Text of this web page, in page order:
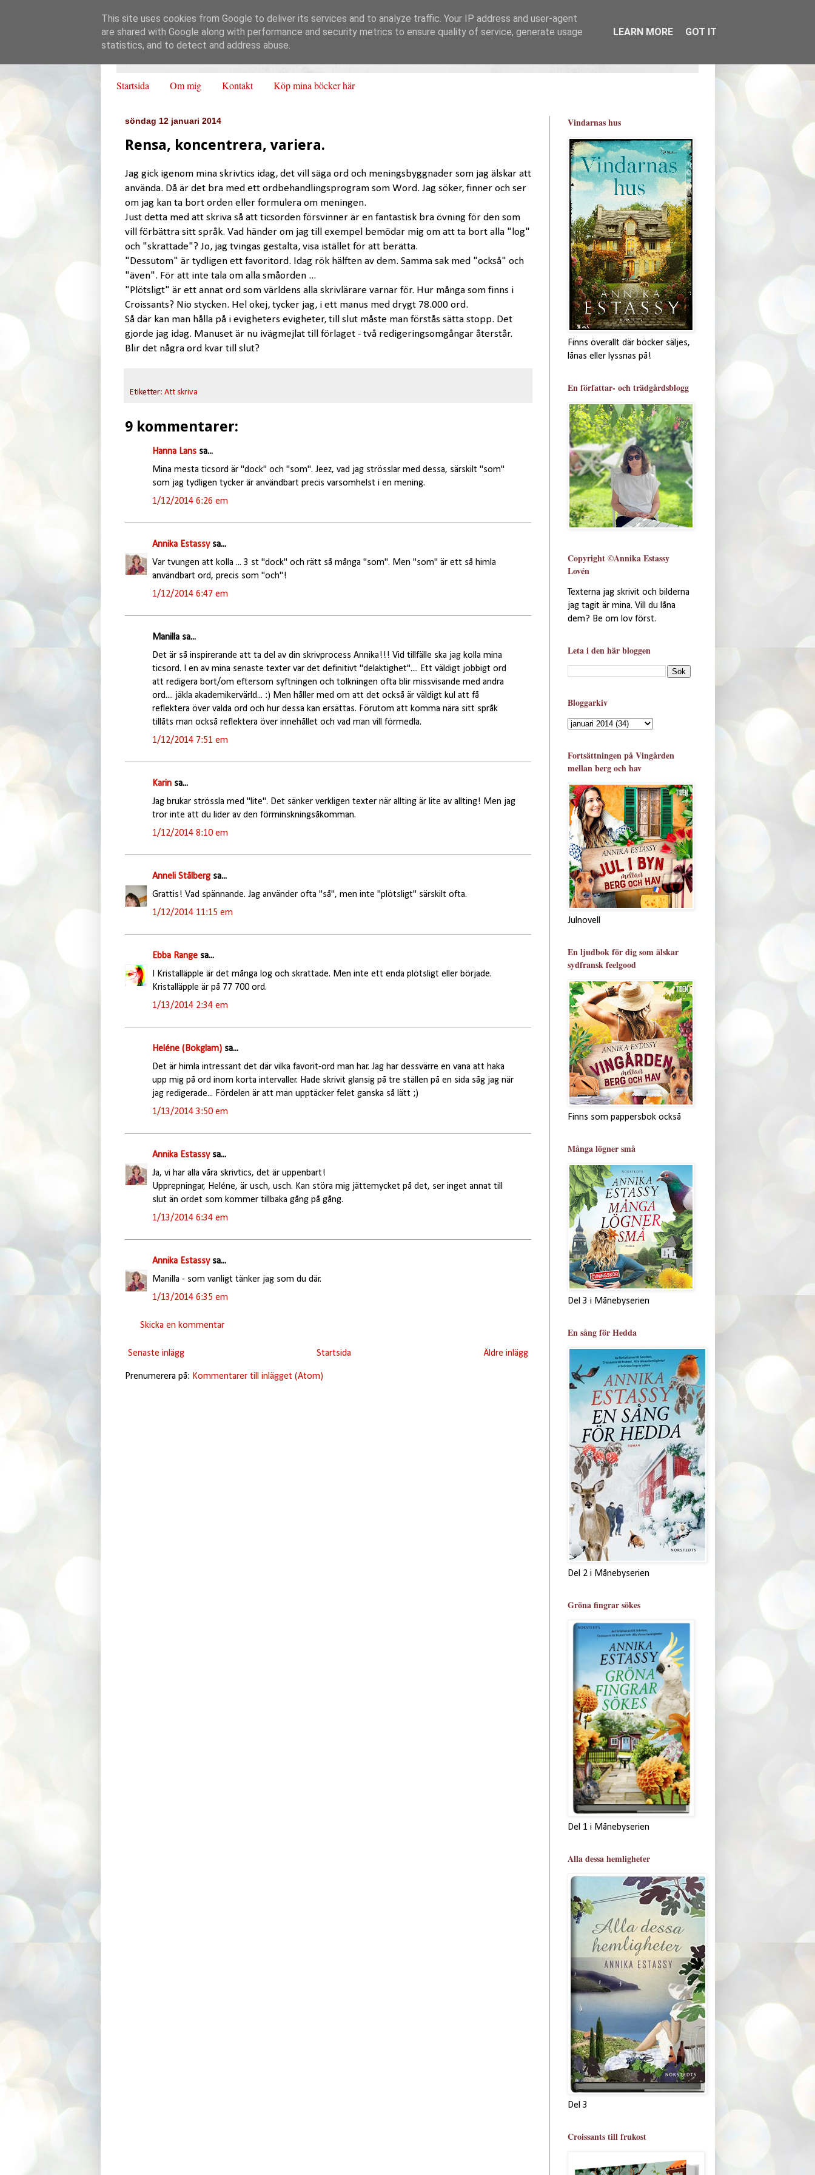
Startsida Om mig Kontakt Köp mina böcker här
söndag 12 januari 2014
Rensa, koncentrera, variera.
Jag gick igenom mina skrivtics idag, det vill säga ord och meningsbyggnader som jag älskar att
använda. Då är det bra med ett ordbehandlingsprogram som Word. Jag söker, finner och ser
om jag kan ta bort orden eller formulera om meningen.
Just detta med att skriva så att ticsorden försvinner är en fantastisk bra övning för den som
vill förbättra sitt språk. Vad händer om jag till exempel bemödar mig om att ta bort alla "log"
och "skrattade"? Jo, jag tvingas gestalta, visa istället för att berätta.
"Dessutom" är tydligen ett favoritord. Idag rök hälften av dem. Samma sak med "också" och
"även". För att inte tala om alla småorden ...
"Plötsligt" är ett annat ord som världens alla skrivlärare varnar för. Hur många som finns i
Croissants? Nio stycken. Hel okej, tycker jag, i ett manus med drygt 78.000 ord.
Så där kan man hålla på i evigheters evigheter, till slut måste man förstås sätta stopp. Det
gjorde jag idag. Manuset är nu ivägmejlat till förlaget - två redigeringsomgångar återstår.
Blir det några ord kvar till slut?
Etiketter: Att skriva
9 kommentarer:
Hanna Lanssa...
Mina mesta ticsord är "dock" och "som". Jeez, vad jag strösslar med dessa, särskilt "som"
som jag tydligen tycker är användbart precis varsomhelst i en mening.
1/12/2014 6:26 em
Annika Estassysa...
Var tvungen att kolla ... 3 st "dock" och rätt så många "som". Men "som" är ett så himla
användbart ord, precis som "och"!
1/12/2014 6:47 em
Manilla sa...
Det är så inspirerande att ta del av din skrivprocess Annika!!! Vid tillfälle ska jag kolla mina
ticsord. I en av mina senaste texter var det definitivt "delaktighet".... Ett väldigt jobbigt ord
att redigera bort/om eftersom syftningen och tolkningen ofta blir missvisande med andra
ord.... jäkla akademikervärld... :) Men håller med om att det också är väldigt kul att få
reflektera över valda ord och hur dessa kan ersättas. Förutom att komma nära sitt språk
tillåts man också reflektera över innehållet och vad man vill förmedla.
1/12/2014 7:51 em
Karinsa...
Jag brukar strössla med "lite". Det sänker verkligen texter när allting är lite av allting! Men jag
tror inte att du lider av den förminskningsåkomman.
1/12/2014 8:10 em
Anneli Stålbergsa...
Grattis! Vad spännande. Jag använder ofta "så", men inte "plötsligt" särskilt ofta.
1/12/2014 11:15 em
Ebba Rangesa...
I Kristalläpple är det många log och skrattade. Men inte ett enda plötsligt eller började.
Kristalläpple är på 77 700 ord.
1/13/2014 2:34 em
Heléne (Bokglam)sa...
Det är himla intressant det där vilka favorit-ord man har. Jag har dessvärre en vana att haka
upp mig på ord inom korta intervaller. Hade skrivit glansig på tre ställen på en sida såg jag när
jag redigerade... Fördelen är att man upptäcker felet ganska så lätt ;)
1/13/2014 3:50 em
Annika Estassysa...
Ja, vi har alla våra skrivtics, det är uppenbart!
Upprepningar, Heléne, är usch, usch. Kan störa mig jättemycket på det, ser inget annat till
slut än ordet som kommer tillbaka gång på gång.
1/13/2014 6:34 em
Annika Estassysa...
Manilla - som vanligt tänker jag som du där.
1/13/2014 6:35 em
Skicka en kommentar
Senaste inlägg Äldre inlägg
Startsida
Prenumerera på: Kommentarer till inlägget (Atom)
Vindarnas hus
Finns överallt där böcker säljes,
lånas eller lyssnas på!
En författar- och trädgårdsblogg
Copyright ©Annika Estassy
Lovén
Texterna jag skrivit och bilderna
jag tagit är mina. Vill du låna
dem? Be om lov först.
Leta i den här bloggen
Bloggarkiv
Fortsättningen på Vingården
mellan berg och hav
Julnovell
En ljudbok för dig som älskar
sydfransk feelgood
Finns som pappersbok också
Många lögner små
Del 3 i Månebyserien
En sång för Hedda
Del 2 i Månebyserien
Gröna fingrar sökes
Del 1 i Månebyserien
Alla dessa hemligheter
Del 3
Croissants till frukost
This site uses cookies from Google to deliver its services and to analyze traffic. Your IP address and user-agent
are shared with Google along with performance and security metrics to ensure quality of service, generate usage
statistics, and to detect and address abuse.
LEARN MORE GOT IT